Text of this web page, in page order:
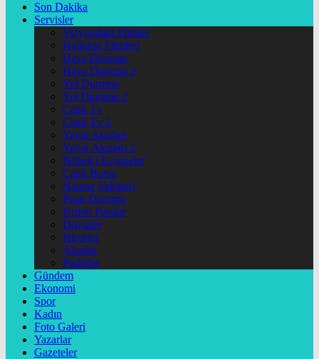
Son Dakika
Servisler
Vizyondaki Filmler
Haftanin Filmleri
Hava Durumu
Hava Durumu 2
Yol Durumu
Yol Durumu 2
Canlı Tv
Canlı Tv 2
Yayın Akışları
Yayın Akışları 2
Nöbetçi Eczaneler
Canlı Borsa
Namaz Vakitleri
Puan Durumu
Kripto Paralar
Dövizler
Hisseler
Altınlar
Pariteler
Gündem
Ekonomi
Spor
Kadın
Foto Galeri
Yazarlar
Gazeteler